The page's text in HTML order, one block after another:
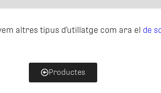
altres tipus d’utillatge com ara el de
Productes